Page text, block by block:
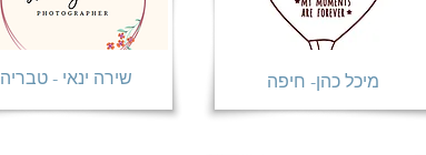
שירה ינאי - טבריה מיכל כהן- חיפה